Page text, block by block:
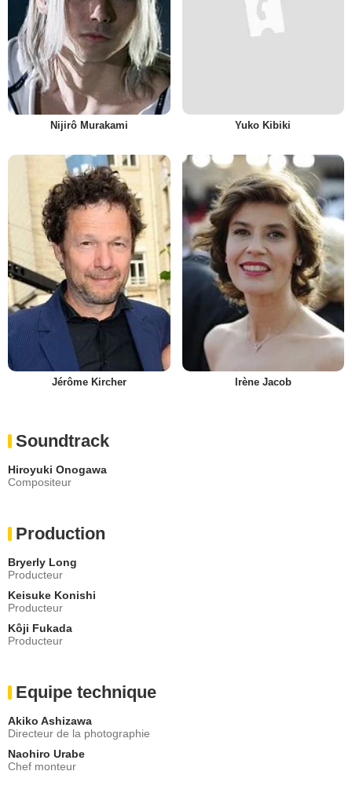
Nijirô Murakami Yuko Kibiki
Jérôme Kircher Irène Jacob
Soundtrack
Hiroyuki Onogawa
Compositeur
Production
Bryerly Long
Producteur
Keisuke Konishi
Producteur
Kôji Fukada
Producteur
Equipe technique
Akiko Ashizawa
Directeur de la photographie
Naohiro Urabe
Chef monteur